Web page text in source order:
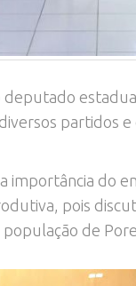
deputado
partidos
importância do
pois
de